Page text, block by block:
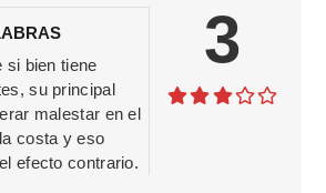
si bien tiene
su principal
malestar en el
costa y eso
efecto contrario.
3